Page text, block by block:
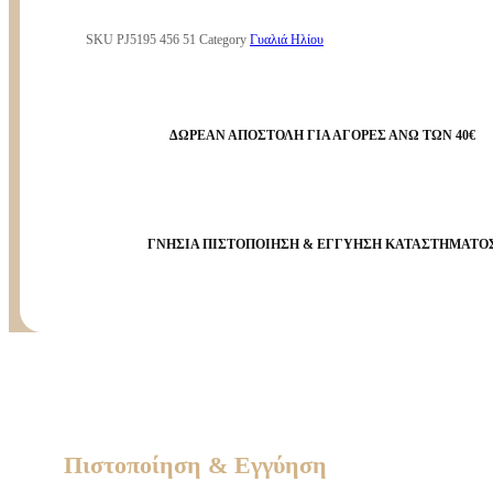
SKU PJ5195 456 51 Category Γυαλιά Ηλίου
ΔΩΡΕΑΝ ΑΠΟΣΤΟΛΗ ΓΙΑ ΑΓΟΡΕΣ ΑΝΩ ΤΩΝ 40€
ΓΝΗΣΙΑ ΠΙΣΤΟΠΟΙΗΣΗ & ΕΓΓΥΗΣΗ
Πιστοποίηση & Εγγύηση